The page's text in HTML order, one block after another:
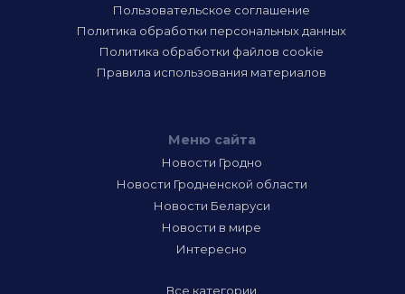
Пользовательское соглашение
Политика обработки персональных данных
Политика обработки файлов cookie
Правила использования материалов
Меню сайта
Новости Гродно
Новости Гродненской области
Новости Беларуси
Новости в мире
Интересно
Все категории